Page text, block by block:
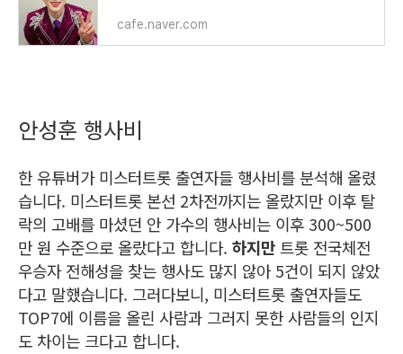
cafe.naver.com
안성훈 행사비
한 유튜버가 미스터트롯 출연자들 행사비를 분석해 올렸
습니다. 미스터트롯 본선 2차전까지는 올랐지만 이후 탈
락의 고배를 마셨던 안 가수의 행사비는 이후 300~500
만 원 수준으로 올랐다고 합니다. 하지만 트롯 전국체전
우승자 전해성을 찾는 행사도 많지 않아 5건이 되지 않았
다고 말했습니다. 그러다보니, 미스터트롯 출연자들도
TOP7에 이름을 올린 사람과 그러지 못한 사람들의 인지
도 차이는 크다고 합니다.